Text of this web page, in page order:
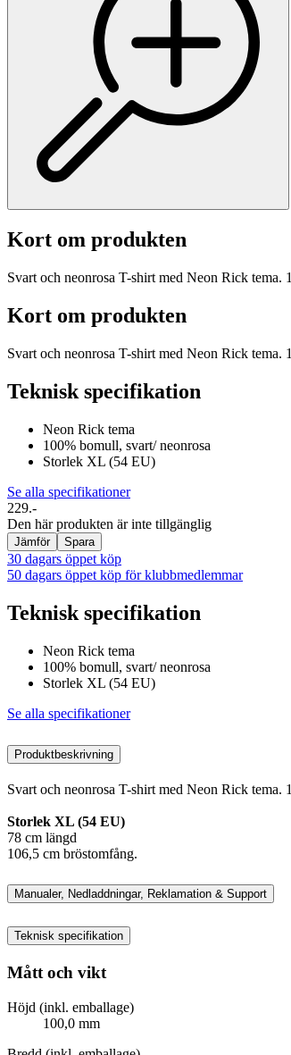
Kort om produkten
Svart och neonrosa T-shirt med Neon Rick
Kort om produkten
Svart och neonrosa T-shirt med Neon Rick
Teknisk specifikation
Neon Rick tema
100% bomull, svart/ neonrosa
Storlek XL (54 EU)
Se alla specifikationer
229.-
Den här produkten är inte tillgänglig
Jämför Spara
30 dagars öppet köp
50 dagars öppet köp för klubbmedlemmar
Teknisk specifikation
Neon Rick tema
100% bomull, svart/ neonrosa
Storlek XL (54 EU)
Se alla specifikationer
Produktbeskrivning
Svart och neonrosa T-shirt med Neon Rick
Storlek XL (54 EU)
78 cm längd
106,5 cm bröstomfång.
Manualer, Nedladdningar, Reklamation & Support
Teknisk specifikation
Mått och vikt
Höjd (inkl. emballage)
100,0 mm